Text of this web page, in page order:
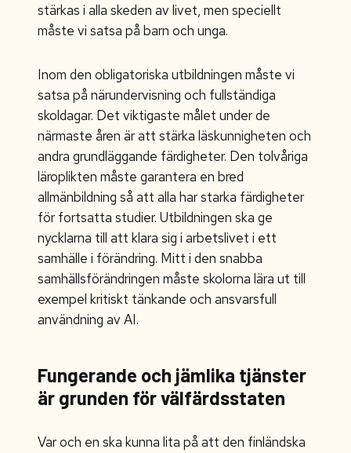
stärkas i alla skeden av livet, men speciellt
måste vi satsa på barn och unga.
Inom den obligatoriska utbildningen måste vi
satsa på närundervisning och fullständiga
skoldagar. Det viktigaste målet under de
närmaste åren är att stärka läskunnigheten och
andra grundläggande färdigheter. Den tolvåriga
läroplikten måste garantera en bred
allmänbildning så att alla har starka färdigheter
för fortsatta studier. Utbildningen ska ge
nycklarna till att klara sig i arbetslivet i ett
samhälle i förändring. Mitt i den snabba
samhällsförändringen måste skolorna lära ut till
exempel kritiskt tänkande och ansvarsfull
användning av AI.
Fungerande och jämlika tjänster
är grunden för välfärdsstaten
Var och en ska kunna lita på att den finländska